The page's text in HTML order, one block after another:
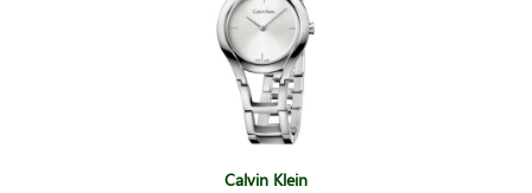
Calvin Klein